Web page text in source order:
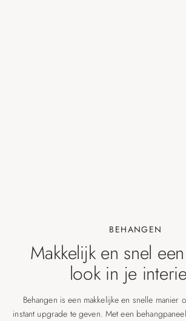
BEHANGEN
Makkelijk en snel
look in je
Behangen is een makkelijke en snelle manier
instant upgrade te geven. Met een